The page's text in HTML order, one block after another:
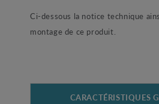
Ci-dessous la notice technique
montage de ce produit.
CARACTÉRISTIQUES